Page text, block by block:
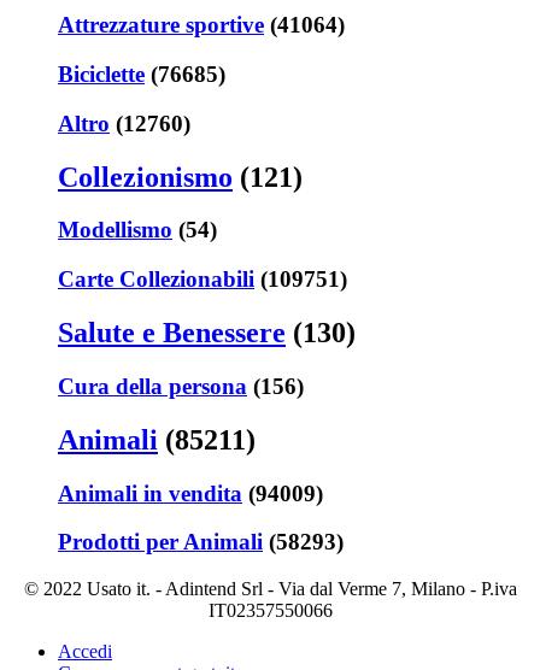
Attrezzature sportive (41064)
Biciclette (76685)
Altro (12760)
Collezionismo (121)
Modellismo (54)
Carte Collezionabili (109751)
Salute e Benessere (130)
Cura della persona (156)
Animali (85211)
Animali in vendita (94009)
Prodotti per Animali (58293)
© 2022 Usato it. - Adintend Srl - Via dal Verme 7, Milano - P.iva
IT02357550066
Accedi